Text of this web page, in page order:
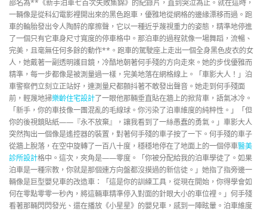
部名為**《新手泊車七百次失敗集錦》的紀錄片，直到哭泣為止。就在這時，
一輛像是從科幻電影裡開出來的黑色跑車，優雅地從網格的邊緣漂移而過。跑
車的輪胎發出令人陶醉的摩擦聲，它以一種近乎蔑視重力的姿態，精準地停進
了一個只有它車身尺寸寬度的停車格中。那泊車的過程就像一場舞蹈，流暢、
完美，且毫無任何多餘的動作**。跑車的駕駛座上走出一個全身黑色皮衣的女
人，她戴著一副透明護目鏡，冷酷地朝著何手殘的方向走來。她的步伐優雅而
精準，每一步都像是被測量過一樣，完美地落在網格線上。「車影大人！」泊
車警察們立刻立正站好，連測量尺都顫抖著不敢發出聲音。她走到何手殘面
前，輕蔑地掃樂齡住宅設計了一眼他那輛垂直貼在牆上的掀背車，語氣冰冷。
「新手，你的車技像一團混亂的毛線球。你污染了泊車維度的純粹性。」「但
你的後視鏡貼紙——『永不放棄』，讓我看到了一絲愚蠢的勇氣。」車影大人
突然掏出一個像是遙控器的裝置，對著何手殘的車子按了一下。何手殘的車子
從牆上脫落，在空中旋轉了一百八十度，穩穩地停在了地面上的一個停車醫美
診所設計格中。這次，夾角是——零度。「你被分配給我的泊車學徒了。如果
泊車是一種宗教，你就是那個連方向盤都沒摸過的新信徒。」她指了指旁邊一
輛像是巨型嬰兒車的改造車：「這是你的訓練工具，從現在開始，你得學會如
何在零點零零一秒內，將這輛車精準停入對面的針眼大小的車位裡。」何手殘
看著那輛閃閃發光、還在播放《小星星》的嬰兒車，感到一陣眩暈。泊車維度